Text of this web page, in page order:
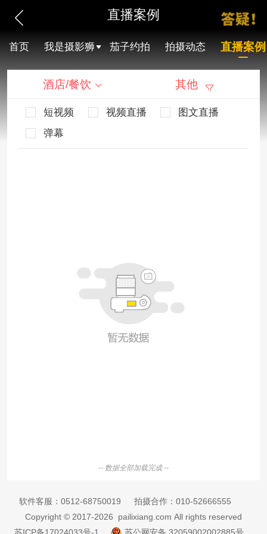
直播案例
首页 我是摄影狮 茄子约拍 拍摄动态 直播案例
酒店/餐饮 其他
短视频 视频直播
图文直播
弹幕
-- 数据全部加载完成 --
软件客服： 0512-68750019 拍摄合作： 010-52666555
Copyright © 2017-2026 pailixiang.com All rights reserved
苏ICP备17024033号-1
苏公网安备 32059002002885号